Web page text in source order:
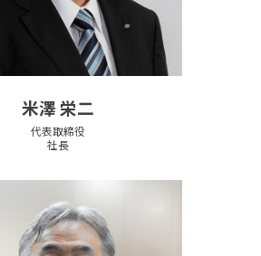
米澤 栄二
代表取締役
社長